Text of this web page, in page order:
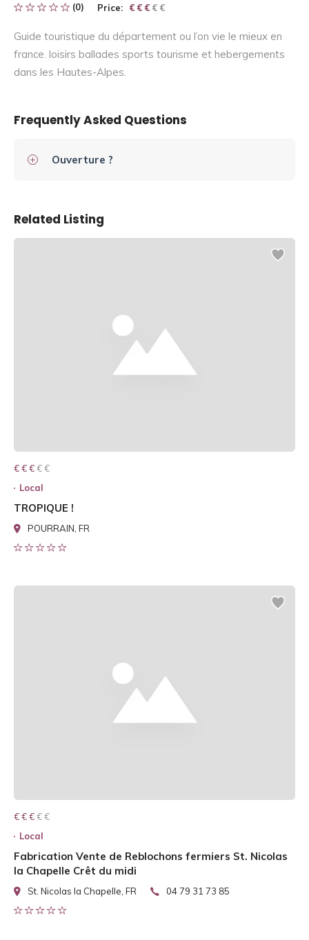
(0) Price: € € € € €
€ € €
Guide touristique du département ou l’on vie le mieux en
france. loisirs ballades sports tourisme et hebergements
dans les Hautes-Alpes.
Frequently Asked Questions
Ouverture ?
Related Listing
€ € € € €
€ € €
Local
TROPIQUE !
POURRAIN, FR
€ € € € €
€ € €
Local
Fabrication Vente de Reblochons fermiers St. Nicolas
la Chapelle Crêt du midi
St. Nicolas la Chapelle, FR 04 79 31 73 85